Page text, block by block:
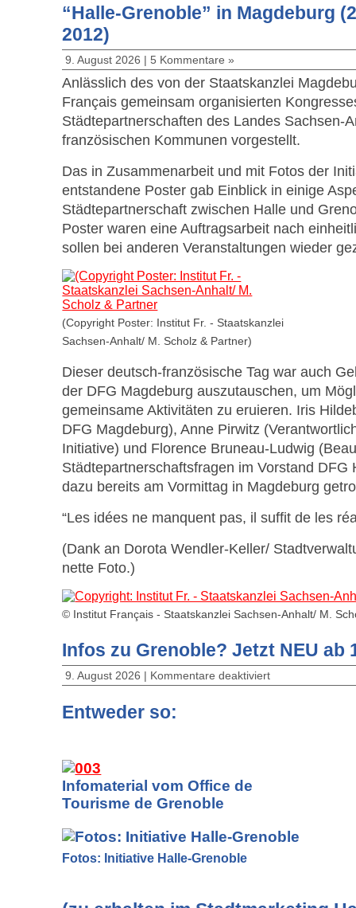
“Halle-Grenoble” in Magdeburg
2012)
9. August 2026 |5 Kommentare »
Anlässlich des von der Staatskanzlei
Français gemeinsam organisierten
Städtepartnerschaften des Landes Sachsen-
französischen Kommunen vorgestellt.
Das in Zusammenarbeit und mit Fotos der
entstandene Poster gab Einblick in einige
Städtepartnerschaft zwischen Halle und
Poster waren eine Auftragsarbeit nach
sollen bei anderen Veranstaltungen wieder
(Copyright Poster: Institut Fr. - Staatskanzlei
Sachsen-Anhalt/ M. Scholz & Partner)
Dieser deutsch-französische Tag war auch
der DFG Magdeburg auszutauschen, um
gemeinsame Aktivitäten zu eruieren. Iris
DFG Magdeburg), Anne Pirwitz
Initiative) und Florence Bruneau-Ludwig
Städtepartnerschaftsfragen im Vorstand DFG
dazu bereits am Vormittag in Magdeburg
“Les idées ne manquent pas, il suffit de les
(Dank an Dorota Wendler-Keller/
nette Foto.)
© Institut Français - Staatskanzlei Sachsen-Anhalt/ M.
Infos zu Grenoble? Jetzt NEU ab
9. August 2026 | Kommentare deaktiviert
Entweder so:
Infomaterial vom Office de
Tourisme de Grenoble
Fotos: Initiative Halle-Grenoble